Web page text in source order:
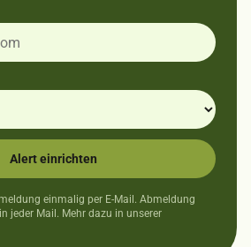
Alert einrichten
einmalig per E-Mail. Abmeldung
jeder Mail. Mehr dazu in unserer